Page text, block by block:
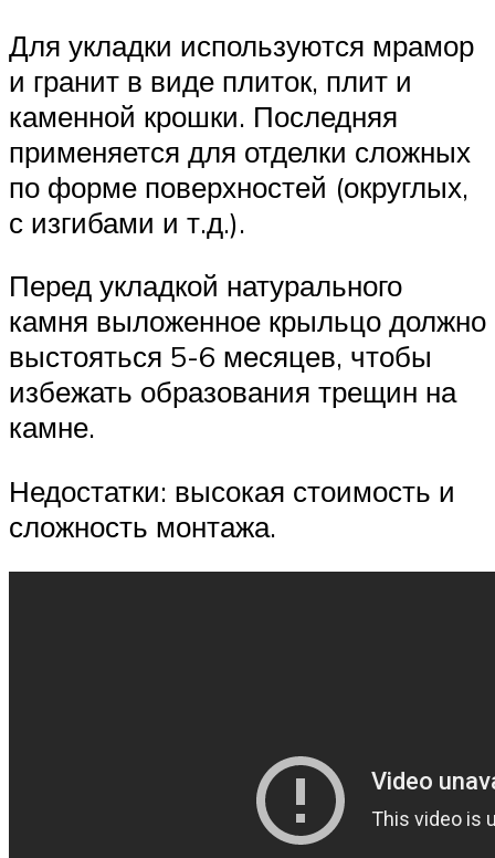
Для укладки используются мрамор
и гранит в виде плиток, плит и
каменной крошки. Последняя
применяется для отделки сложных
по форме поверхностей (округлых,
с изгибами и т.д.).
Перед укладкой натурального
камня выложенное крыльцо должно
выстояться 5-6 месяцев, чтобы
избежать образования трещин на
камне.
Недостатки: высокая стоимость и
сложность монтажа.